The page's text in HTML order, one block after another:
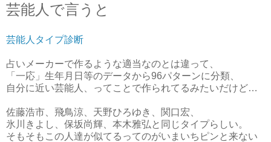
芸能人で言うと
芸能人タイプ診断
占いメーカーで作るような適当なのとは違って、
「一応」生年月日等のデータから96パターンに分類、
自分に近い芸能人、ってことで作られてるみたいだけど…
佐藤浩市、飛鳥涼、天野ひろゆき、関口宏、
氷川きよし、保坂尚輝、本木雅弘と同じタイプらしい。
そもそもこの人達が似てるってのがいまいちピンと来ない